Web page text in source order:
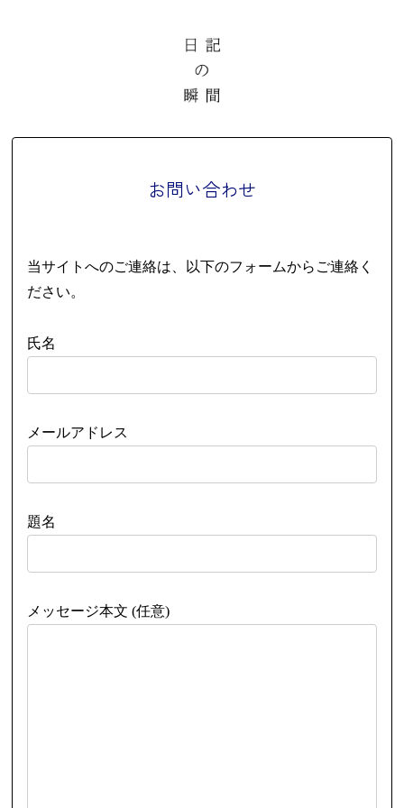
お問い合わせ
当サイトへのご連絡は、以下のフォームからご連絡く
ださい。
氏名
メールアドレス
題名
メッセージ本文 (任意)